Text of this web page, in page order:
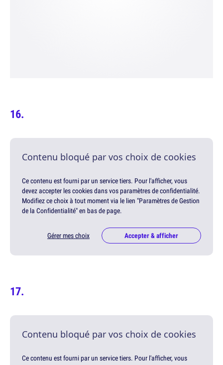
Contenu bloqué par vos choix de cookies
Ce contenu est fourni par un service tiers. Pour l'afficher, vous
devez accepter les cookies dans vos paramètres de confidentialité.
Modifiez ce choix à tout moment via le lien "Paramètres de Gestion
de la Confidentialité" en bas de page.
Gérer mes choix Accepter & afficher
Contenu bloqué par vos choix de cookies
Ce contenu est fourni par un service tiers. Pour l'afficher, vous